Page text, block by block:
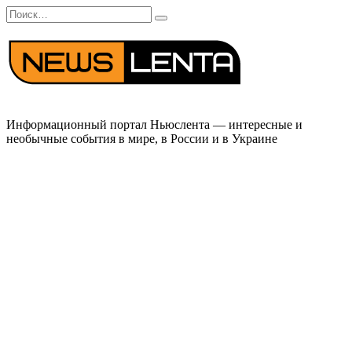
Перейти
к
содержанию
Search
for:
Информационный портал Ньюслента — интересные и
необычные события в мире, в России и в Украине